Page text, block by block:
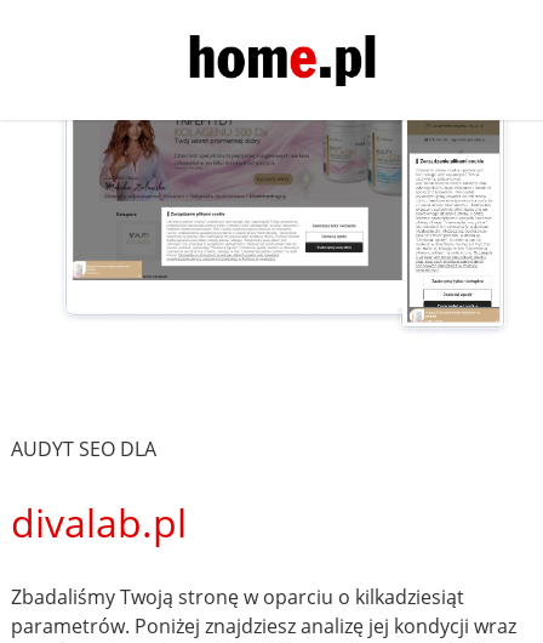
AUDYT SEO DLA
divalab.pl
Zbadaliśmy Twoją stronę w oparciu o kilkadziesiąt
parametrów. Poniżej znajdziesz analizę jej kondycji wraz